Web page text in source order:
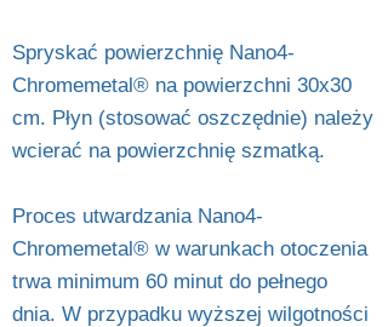
Spryskać powierzchnię Nano4-
Chromemetal® na powierzchni 30x30
cm. Płyn (stosować oszczędnie) należy
wcierać na powierzchnię szmatką.
Proces utwardzania Nano4-
Chromemetal® w warunkach otoczenia
trwa minimum 60 minut do pełnego
dnia. W przypadku wyższej wilgotności